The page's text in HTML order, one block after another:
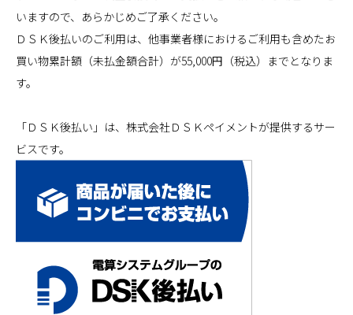
いますので、あらかじめご了承ください。
ＤＳＫ後払いのご利用は、他事業者様におけるご利用も含めたお
買い物累計額（未払金額合計）が55,000円（税込）までとなりま
す。
「ＤＳＫ後払い」は、株式会社ＤＳＫペイメントが提供するサー
ビスです。